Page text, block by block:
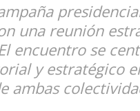
una reunión
encuentro se
y estratégico
ambas